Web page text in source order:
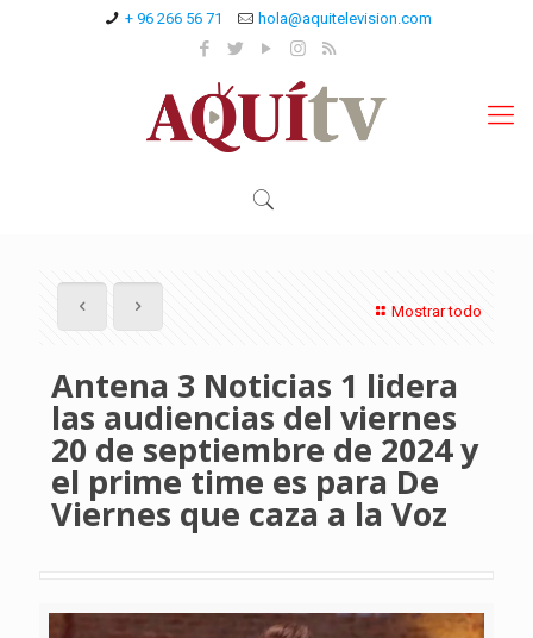
+ 96 266 56 71 hola@aquitelevision.com
Mostrar todo
Antena 3 Noticias 1 lidera
las audiencias del viernes
20 de septiembre de 2024 y
el prime time es para De
Viernes que caza a la Voz